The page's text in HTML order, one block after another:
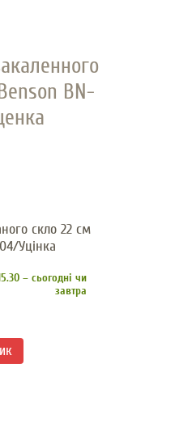
скло 22 см
Уцінка
– сьогодні чи
завтра